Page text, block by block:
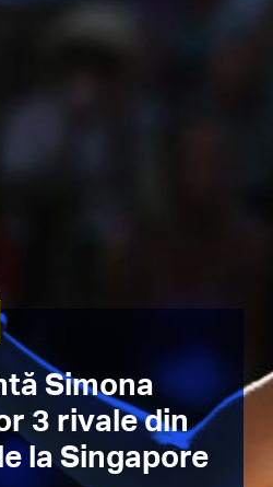
Simona
3 rivale din
la Singapore